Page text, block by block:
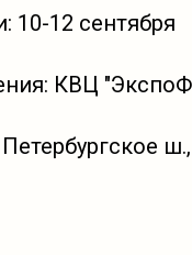
10-12 сентября
КВЦ